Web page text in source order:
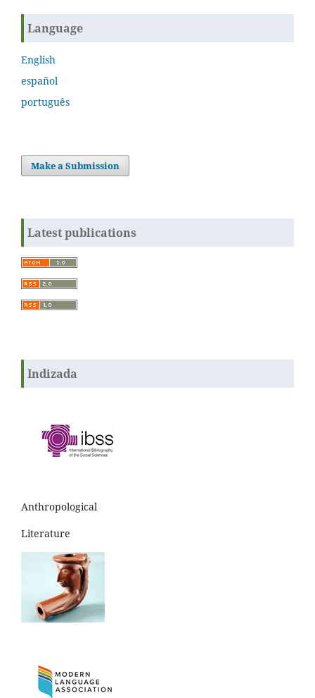
Language
English
español
português
Make a Submission
Latest publications
Indizada
Anthropological
Literature